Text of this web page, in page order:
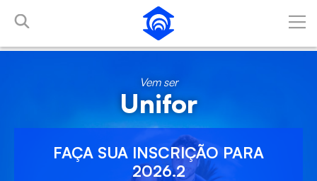
Pular para o Conteúdo principal
Vem ser
Unifor
FAÇA SUA INSCRIÇÃO PARA
2026.2